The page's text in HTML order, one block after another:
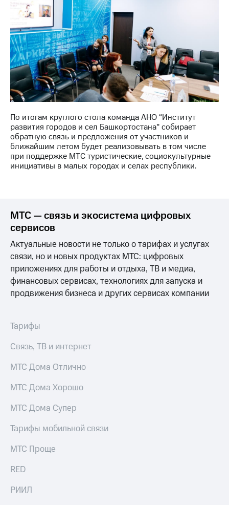
Описание
Программа
приобретения
Порядок
выкупа
акций
Дивиденды
Рынок
облигаций
Еврооблигации-2023
Уведомление
о
погашении
именных
облигаций
Регистратор
Контакты
развитие
этика
На главную
По итогам круглого стола команда АНО “Институт
развития городов и сел Башкортостана” собирает
обратную связь и предложения от участников и
ближайшим летом будет реализовывать в том числе
при поддержке МТС туристические, социокультурные
инициативы в малых городах и селах республики.
МТС — связь и экосистема цифровых
сервисов
Актуальные новости не только о тарифах и услугах
связи, но и новых продуктах МТС: цифровых
приложениях для работы и отдыха, ТВ и медиа,
финансовых сервисах, технологиях для запуска и
продвижения бизнеса и других сервисах компании
Тарифы
Связь, ТВ и интернет
МТС Дома Отлично
МТС Дома Хорошо
МТС Дома Супер
Тарифы мобильной связи
МТС Проще
RED
РИИЛ